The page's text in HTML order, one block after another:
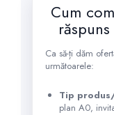
Cum
Ca să-ți dăm
următoarele:
Tip
plan A0,